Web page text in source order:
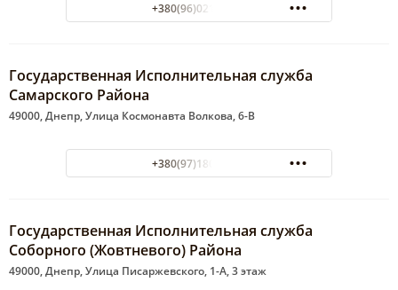
+380(96)021-84-45
Государственная Исполнительная служба
Самарского Района
49000, Днепр, Улица Космонавта Волкова, 6-В
+380(97)180-38-92
Государственная Исполнительная служба
Соборного (Жовтневого) Района
49000, Днепр, Улица Писаржевского, 1-А, 3 этаж